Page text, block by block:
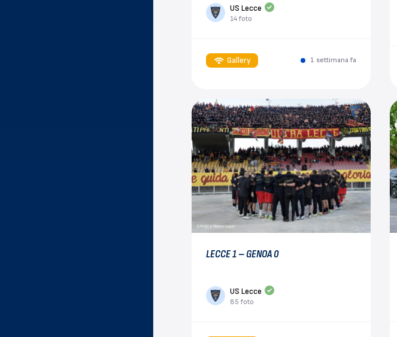
US Lecce
14 foto
Gallery 1 settimana fa
LECCE 1 – GENOA 0
US Lecce
85 foto